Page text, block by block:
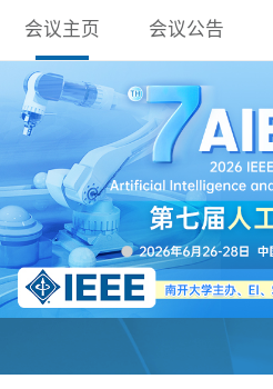
会议主页 会议公告